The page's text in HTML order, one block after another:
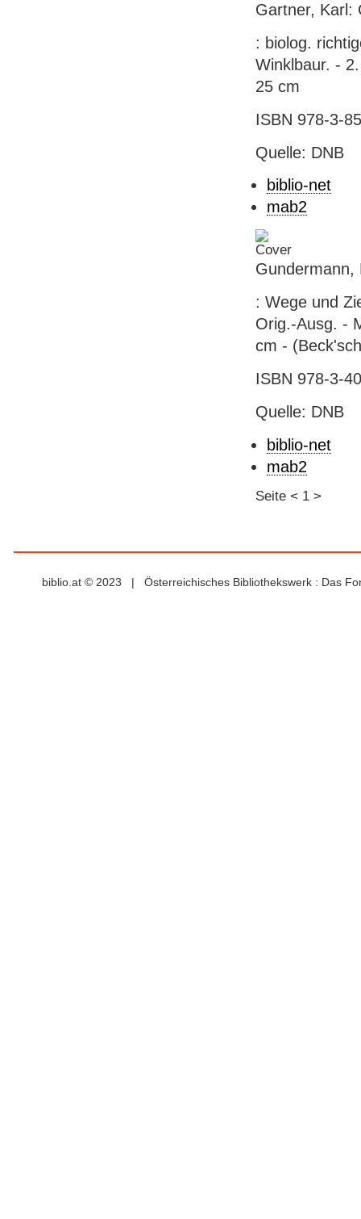
Gartner, Karl:
: biolog.
Winklbaur. -
25 cm
ISBN 978-3-
Quelle: DNB
biblio-net
mab2
Gundermann,
: Wege und
Orig.-Ausg. -
cm -
ISBN 978-3-
Quelle: DNB
biblio-net
mab2
Seite < 1 >
biblio.at © 2023 | Österreichisches Bibliothekswerk : Das